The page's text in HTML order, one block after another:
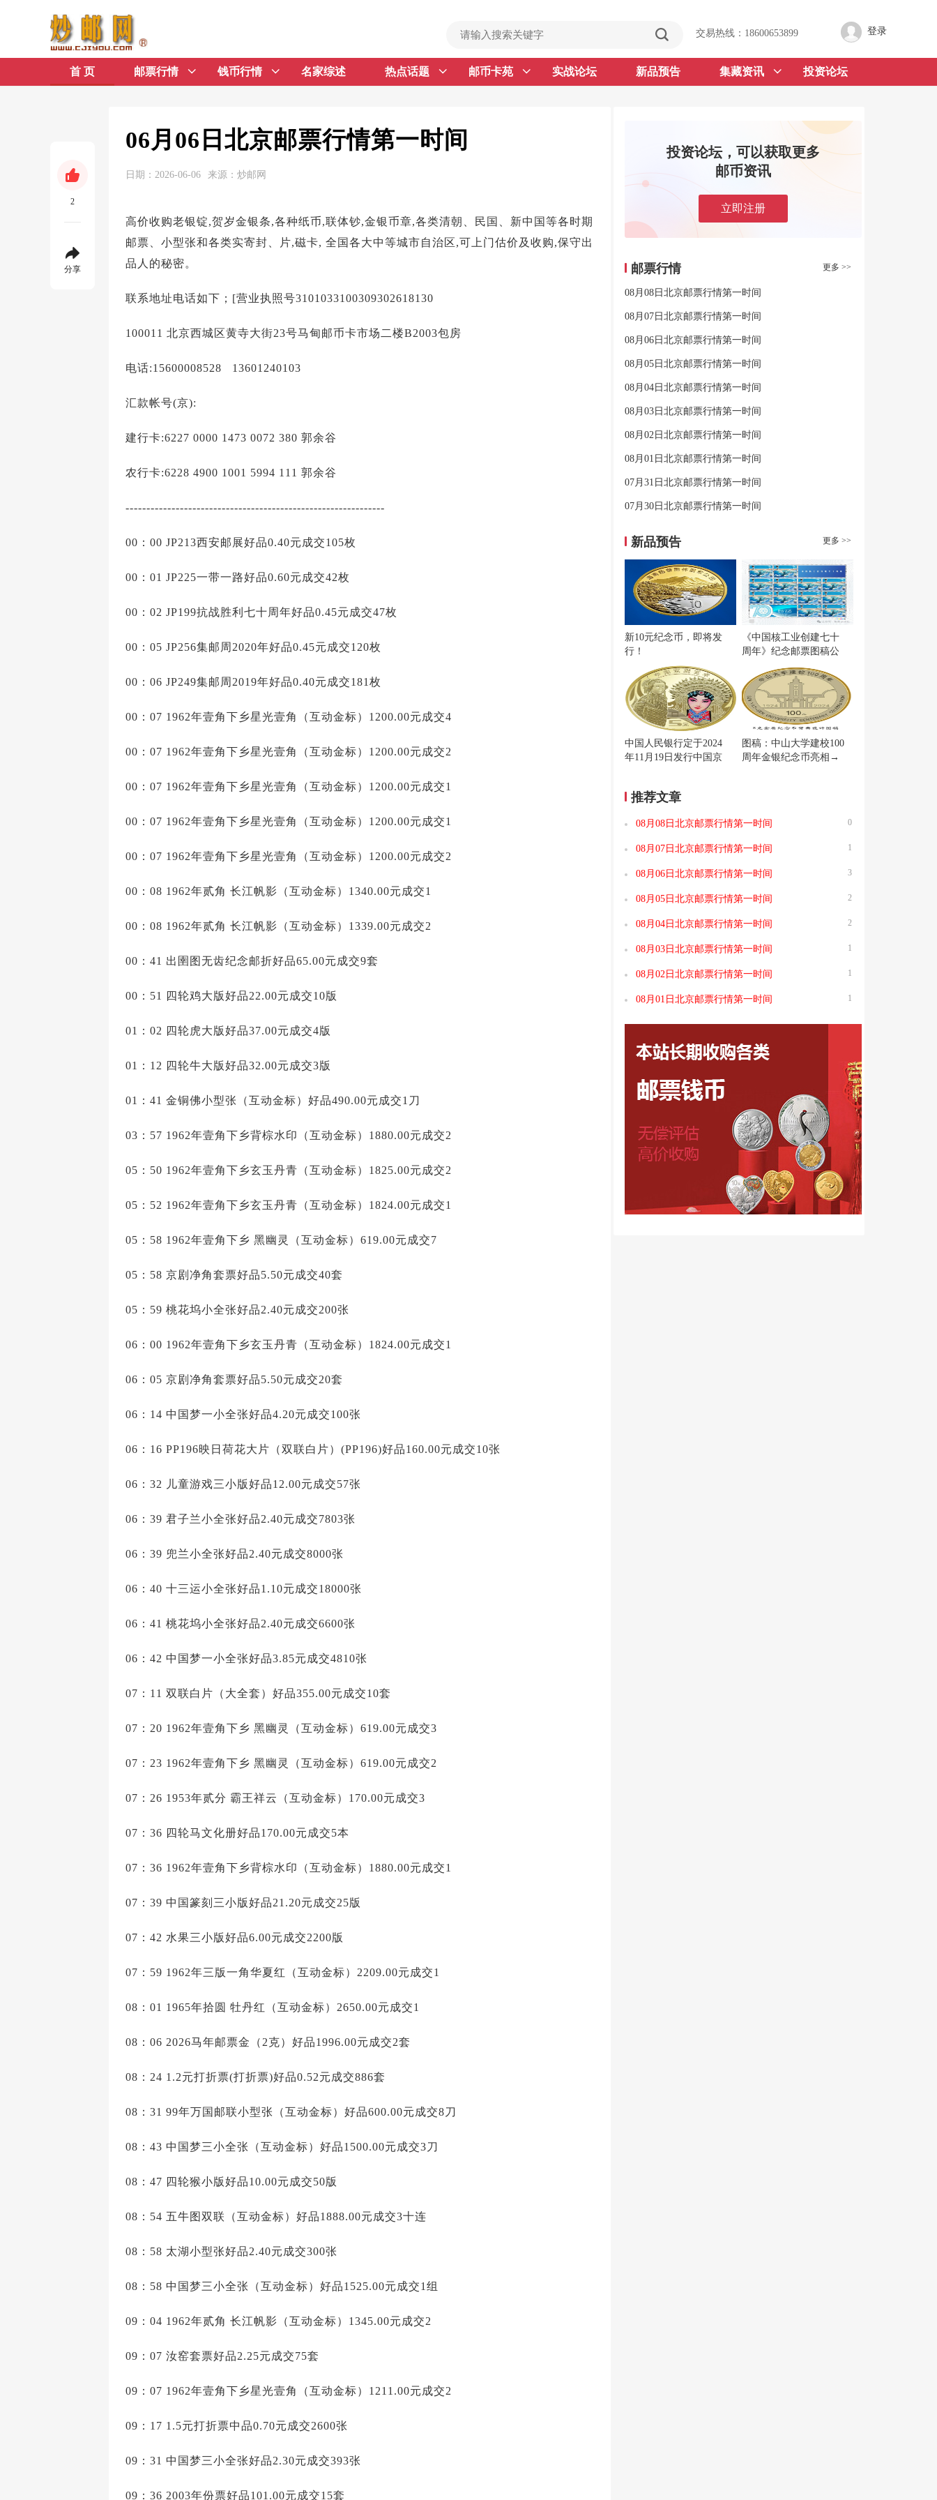
登录
交易热线：18600653899
首 页
钱币行情
邮币卡苑
实战论坛
集藏资讯
投资论坛
首 页 邮票行情 钱币行情 名家综述 热点话题 邮币卡苑 实战论坛 新品预告 集藏资讯 投资论坛
2
分享
06月06日北京邮票行情第一时间
日期：2026-06-06 来源：炒邮网
高价收购老银锭,贺岁金银条,各种纸币,联体钞,金银币章,各类清朝、民国、新中国等各时期
邮票、小型张和各类实寄封、片,磁卡, 全国各大中等城市自治区,可上门估价及收购,保守出
品人的秘密。
联系地址电话如下；[营业执照号3101033100309302618130
100011 北京西城区黄寺大街23号马甸邮币卡市场二楼B2003包房
电话:15600008528 13601240103
汇款帐号(京):
建行卡:6227 0000 1473 0072 380 郭余谷
农行卡:6228 4900 1001 5994 111 郭余谷
--------------------------------------------------------------
00：00 JP213西安邮展好品0.40元成交105枚
00：01 JP225一带一路好品0.60元成交42枚
00：02 JP199抗战胜利七十周年好品0.45元成交47枚
00：05 JP256集邮周2020年好品0.45元成交120枚
00：06 JP249集邮周2019年好品0.40元成交181枚
00：07 1962年壹角下乡星光壹角（互动金标）1200.00元成交4
00：07 1962年壹角下乡星光壹角（互动金标）1200.00元成交2
00：07 1962年壹角下乡星光壹角（互动金标）1200.00元成交1
00：07 1962年壹角下乡星光壹角（互动金标）1200.00元成交1
00：07 1962年壹角下乡星光壹角（互动金标）1200.00元成交2
00：08 1962年贰角 长江帆影（互动金标）1340.00元成交1
00：08 1962年贰角 长江帆影（互动金标）1339.00元成交2
00：41 出圉图无齿纪念邮折好品65.00元成交9套
00：51 四轮鸡大版好品22.00元成交10版
01：02 四轮虎大版好品37.00元成交4版
01：12 四轮牛大版好品32.00元成交3版
01：41 金铜佛小型张（互动金标）好品490.00元成交1刀
03：57 1962年壹角下乡背棕水印（互动金标）1880.00元成交2
05：50 1962年壹角下乡玄玉丹青（互动金标）1825.00元成交2
05：52 1962年壹角下乡玄玉丹青（互动金标）1824.00元成交1
05：58 1962年壹角下乡 黑幽灵（互动金标）619.00元成交7
05：58 京剧净角套票好品5.50元成交40套
05：59 桃花坞小全张好品2.40元成交200张
06：00 1962年壹角下乡玄玉丹青（互动金标）1824.00元成交1
06：05 京剧净角套票好品5.50元成交20套
06：14 中国梦一小全张好品4.20元成交100张
06：16 PP196映日荷花大片（双联白片）(PP196)好品160.00元成交10张
06：32 儿童游戏三小版好品12.00元成交57张
06：39 君子兰小全张好品2.40元成交7803张
06：39 兜兰小全张好品2.40元成交8000张
06：40 十三运小全张好品1.10元成交18000张
06：41 桃花坞小全张好品2.40元成交6600张
06：42 中国梦一小全张好品3.85元成交4810张
07：11 双联白片（大全套）好品355.00元成交10套
07：20 1962年壹角下乡 黑幽灵（互动金标）619.00元成交3
07：23 1962年壹角下乡 黑幽灵（互动金标）619.00元成交2
07：26 1953年贰分 霸王祥云（互动金标）170.00元成交3
07：36 四轮马文化册好品170.00元成交5本
07：36 1962年壹角下乡背棕水印（互动金标）1880.00元成交1
07：39 中国篆刻三小版好品21.20元成交25版
07：42 水果三小版好品6.00元成交2200版
07：59 1962年三版一角华夏红（互动金标）2209.00元成交1
08：01 1965年拾圆 牡丹红（互动金标）2650.00元成交1
08：06 2026马年邮票金（2克）好品1996.00元成交2套
08：24 1.2元打折票(打折票)好品0.52元成交886套
08：31 99年万国邮联小型张（互动金标）好品600.00元成交8刀
08：43 中国梦三小全张（互动金标）好品1500.00元成交3刀
08：47 四轮猴小版好品10.00元成交50版
08：54 五牛图双联（互动金标）好品1888.00元成交3十连
08：58 太湖小型张好品2.40元成交300张
08：58 中国梦三小全张（互动金标）好品1525.00元成交1组
09：04 1962年贰角 长江帆影（互动金标）1345.00元成交2
09：07 汝窑套票好品2.25元成交75套
09：07 1962年壹角下乡星光壹角（互动金标）1211.00元成交2
09：17 1.5元打折票中品0.70元成交2600张
09：31 中国梦三小全张好品2.30元成交393张
09：36 2003年份票好品101.00元成交15套
投资论坛，可以获取更多
邮币资讯
立即注册
邮票行情 更多 >>
08月08日北京邮票行情第一时间
08月07日北京邮票行情第一时间
08月06日北京邮票行情第一时间
08月05日北京邮票行情第一时间
08月04日北京邮票行情第一时间
08月03日北京邮票行情第一时间
08月02日北京邮票行情第一时间
08月01日北京邮票行情第一时间
07月31日北京邮票行情第一时间
07月30日北京邮票行情第一时间
新品预告 更多 >>
新10元纪念币，即将发
行！
《中国核工业创建七十
周年》纪念邮票图稿公
中国人民银行定于2024
年11月19日发行中国京
图稿：中山大学建校100
周年金银纪念币亮相→
推荐文章
08月08日北京邮票行情第一时间 0
08月07日北京邮票行情第一时间 1
08月06日北京邮票行情第一时间 3
08月05日北京邮票行情第一时间 2
08月04日北京邮票行情第一时间 2
08月03日北京邮票行情第一时间 1
08月02日北京邮票行情第一时间 1
08月01日北京邮票行情第一时间 1